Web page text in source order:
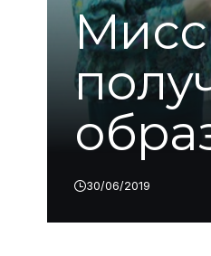
30/06/2019